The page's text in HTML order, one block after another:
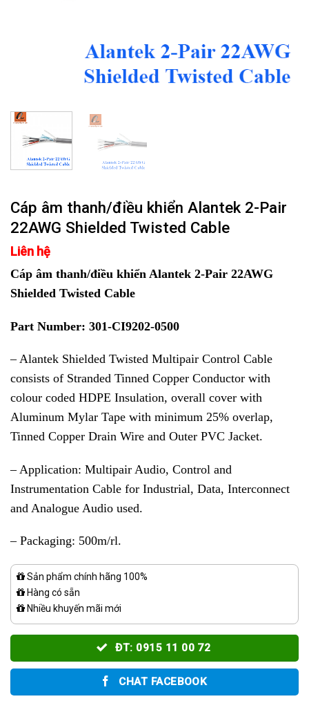
Cáp âm thanh/điều khiển Alantek 2-Pair
22AWG Shielded Twisted Cable
Liên hệ
Cáp âm thanh/điều khiển Alantek 2-Pair 22AWG
Shielded Twisted Cable
Part Number: 301-CI9202-0500
– Alantek Shielded Twisted Multipair Control Cable
consists of Stranded Tinned Copper Conductor with
colour coded HDPE Insulation, overall cover with
Aluminum Mylar Tape with minimum 25% overlap,
Tinned Copper Drain Wire and Outer PVC Jacket.
– Application: Multipair Audio, Control and
Instrumentation Cable for Industrial, Data, Interconnect
and Analogue Audio used.
– Packaging: 500m/rl.
Sản phẩm chính hãng 100%
Hàng có sẵn
Nhiều khuyến mãi mới
ĐT: 0915 11 00 72
CHAT FACEBOOK